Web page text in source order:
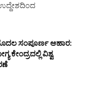
ಸಂಪೂರ್ಣ ಆಹಾರ:
ಕೇಂದ್ರದಲ್ಲಿ ವಿಶ್ವ